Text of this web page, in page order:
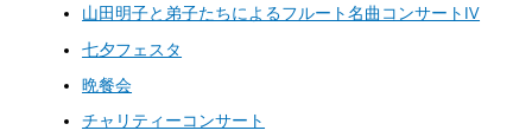
山田明子と弟子たちによるフルート名曲コンサートⅣ
七夕フェスタ
晩餐会
チャリティーコンサート